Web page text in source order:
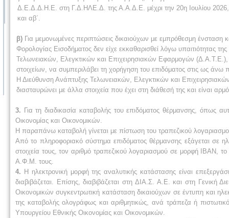
Δ.Ε.Δ.Δ.Η.Ε. στη Γ.Δ.ΗΛΕ.Δ. της Α.Α.Δ.Ε. μέχρι την 20η Ιουλίου
και αβ΄.
β) Για μεμονωμένες περιπτώσεις δικαιούχων με εμπρόθεσμη
Φορολογίας Εισοδήματος δεν είχε εκκαθαρισθεί λόγω υπαιτιότητας
Τελωνειακών, Ελεγκτικών και Επιχειρησιακών Εφαρμογών
στοιχείων, να συμπεριλάβει τη χορήγηση του επιδόματος στις ως άνω
Η Διεύθυνση Ανάπτυξης Τελωνειακών, Ελεγκτικών και
διασταυρώνει με άλλα στοιχεία που έχει στη διάθεσή της και είναι
3. Για τη διαδικασία καταβολής του επιδόματος θέρμανσης, όπως
Οικονομίας και Οικονομικών.
Η παραπάνω καταβολή γίνεται με πίστωση του τραπεζικού
Από το πληροφοριακό σύστημα επιδόματος θέρμανσης εξάγεται σε
στοιχεία τους, τον αριθμό τραπεζικού λογαριασμού σε μορφή ΙΒΑΝ,
Α.Φ.Μ. τους.
4. Η ηλεκτρονική μορφή της αναλυτικής κατάστασης είναι
διαβιβάζεται. Επίσης, διαβιβάζεται στη ΔΙΑ.Σ. Α.Ε. και στη Γενική
Οικονομικών συγκεντρωτική κατάσταση δικαιούχων σε έντυπη και
της καταβολής ολογράφως και αριθμητικώς, ανά τράπεζα ή
Υπουργείου Εθνικής Οικονομίας και Οικονομικών.